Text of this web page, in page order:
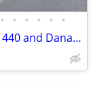
• • • • • •
1972 Plymouth Road Runner (Clone) w/ 440 and Dana 60 rear end